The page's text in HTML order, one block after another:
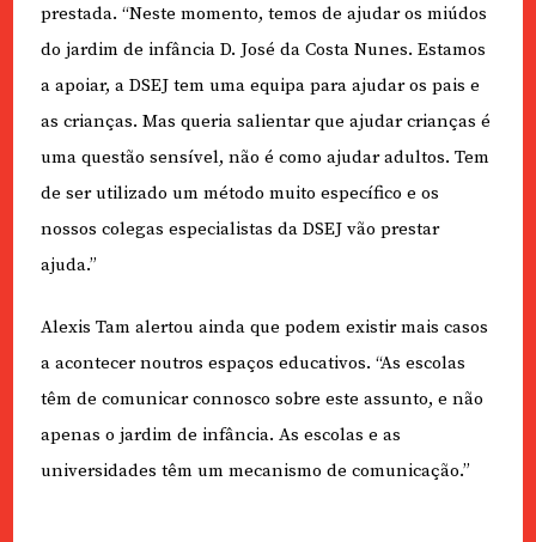
prestada. “Neste momento, temos de ajudar os miúdos
do jardim de infância D. José da Costa Nunes. Estamos
a apoiar, a DSEJ tem uma equipa para ajudar os pais e
as crianças. Mas queria salientar que ajudar crianças é
uma questão sensível, não é como ajudar adultos. Tem
de ser utilizado um método muito específico e os
nossos colegas especialistas da DSEJ vão prestar
ajuda.”
Alexis Tam alertou ainda que podem existir mais casos
a acontecer noutros espaços educativos. “As escolas
têm de comunicar connosco sobre este assunto, e não
apenas o jardim de infância. As escolas e as
universidades têm um mecanismo de comunicação.”